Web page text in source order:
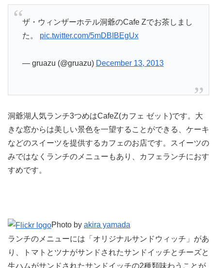
ザ・ウィンザーホテル洞爺のCafe Zでお茶しまし
た。 pic.twitter.com/5mDBIBEgUx
— gruazu (@gruazu) December 13, 2013
洞爺湖人気ランチ3つめはCafeZ(カフェ ゼット)です。大
きな窓からは美しい景色を一望することができる、ケーキ
などのスイーツを提供するカフェのお店です。スイーツの
みではなくランチのメニューもあり、カフェランチにおす
すめです。
Photo by akira yamada
ランチのメニューには「オリジナルサンドウィッチ」があ
り、トマトとツナがサンドされたサンドイッチとチーズと
生ハムがサンドされたサンドイッチの2種類味わうことが